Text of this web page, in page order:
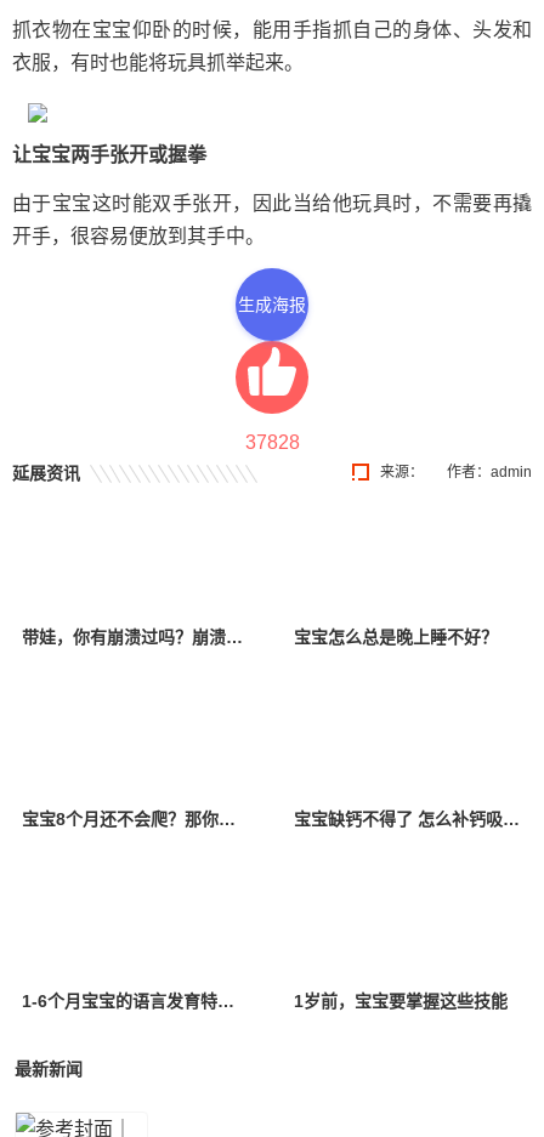
抓衣物在宝宝仰卧的时候，能用手指抓自己的身体、头发和
衣服，有时也能将玩具抓举起来。
让宝宝两手张开或握拳
由于宝宝这时能双手张开，因此当给他玩具时，不需要再撬
开手，很容易便放到其手中。
生成海报
37828
来源： 作者：admin
延展资讯
带娃，你有崩溃过吗？崩溃以后该怎么办？ 宝宝怎么总是晚上睡不好？
宝宝8个月还不会爬？那你一定要看看！ 宝宝缺钙不得了 怎么补钙吸收好？
1-6个月宝宝的语言发育特点是什么？ 1岁前，宝宝要掌握这些技能
最新新闻